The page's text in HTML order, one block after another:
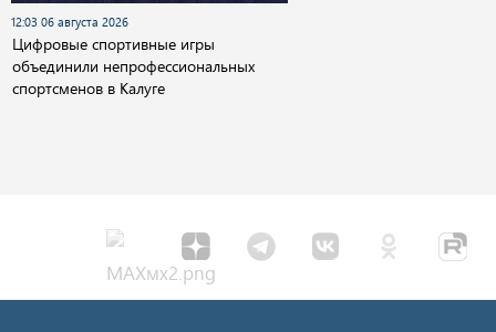
12:03 06 августа 2026
Цифровые спортивные игры
объединили непрофессиональных
спортсменов в Калуге